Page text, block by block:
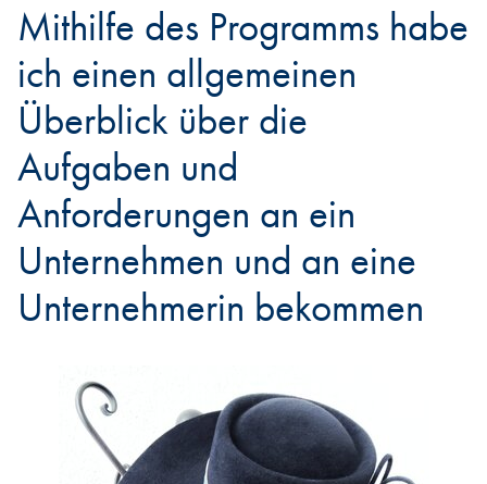
Mithilfe des Programms habe
ich einen allgemeinen
Überblick über die
Aufgaben und
Anforderungen an ein
Unternehmen und an eine
Unternehmerin bekommen